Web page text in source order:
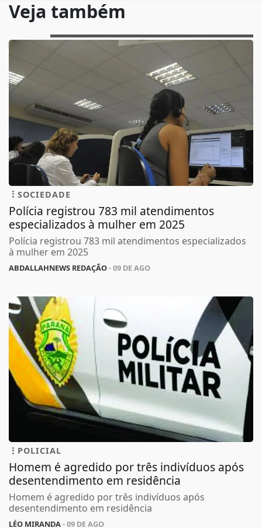
Veja também
SOCIEDADE
Polícia registrou 783 mil atendimentos
especializados à mulher em 2025
Polícia registrou 783 mil atendimentos especializados
à mulher em 2025
ABDALLAHNEWS REDAÇÃO- 09 DE AGO
POLICIAL
Homem é agredido por três indivíduos após
desentendimento em residência
Homem é agredido por três indivíduos após
desentendimento em residência
LÉO MIRANDA- 09 DE AGO